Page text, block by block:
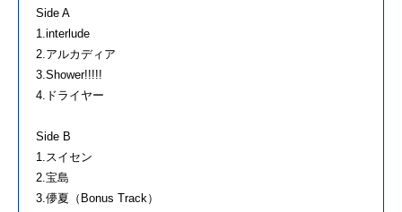
Side A
1.interlude
2.アルカディア
3.Shower!!!!!
4.ドライヤー
Side B
1.スイセン
2.宝島
3.儚夏（Bonus Track）